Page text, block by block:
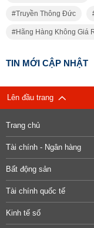
Truyền Thông Đức
Hãng Hàng Không Giá
TIN MỚI CẬP NHẬT
Lên đầu trang
Trang chủ
Tài chính - Ngân hàng
Bất động sản
Tài chính quốc tế
Kinh tế số